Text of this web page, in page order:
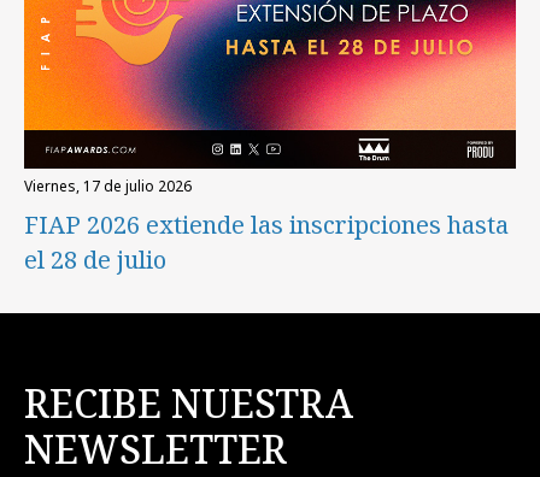
viernes, 17 de julio 2026
FIAP 2026 extiende las inscripciones hasta
el 28 de julio
RECIBE NUESTRA
NEWSLETTER